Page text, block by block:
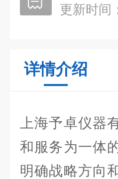
更新时间
详情介绍
上海予卓仪器
和服务为一体
明确战略方向